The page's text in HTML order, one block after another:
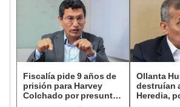
Fiscalía pide 9 años de
prisión para Harvey
Colchado por presunta
Ollanta
destruían
Heredia,